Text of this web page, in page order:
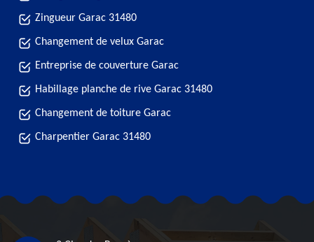
Zingueur Garac 31480
Changement de velux Garac
Entreprise de couverture Garac
Habillage planche de rive Garac 31480
Changement de toiture Garac
Charpentier Garac 31480